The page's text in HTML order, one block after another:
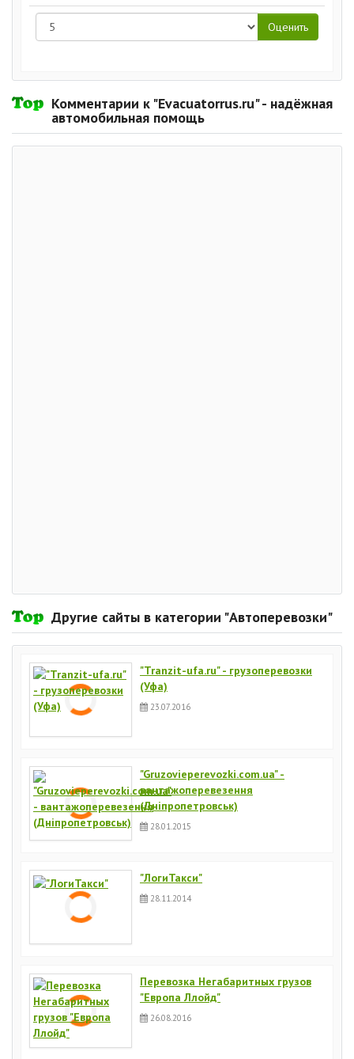
Комментарии к "Evacuatorrus.ru" - надёжная
автомобильная помощь
Другие сайты в категории "Автоперевозки"
"Tranzit-ufa.ru" - грузоперевозки
(Уфа)
23.07.2016
"Gruzovieperevozki.com.ua" -
вантажоперевезення
(Дніпропетровськ)
28.01.2015
"ЛогиТакси"
28.11.2014
Перевозка Негабаритных грузов
"Европа Ллойд"
26.08.2016